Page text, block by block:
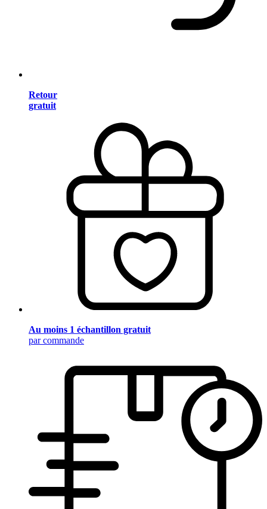
Retour
gratuit
Au moins 1 échantillon gratuit
par commande